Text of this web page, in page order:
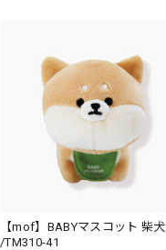
【mof】BABYマスコット 柴犬
/TM310-41